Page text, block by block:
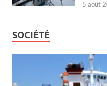
5 août
SOCIÉTÉ